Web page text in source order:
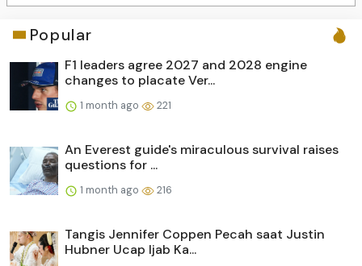
Popular
F1 leaders agree 2027 and 2028 engine
changes to placate Ver...
1 month ago 221
An Everest guide's miraculous survival raises
questions for ...
1 month ago 216
Tangis Jennifer Coppen Pecah saat Justin
Hubner Ucap Ijab Ka...